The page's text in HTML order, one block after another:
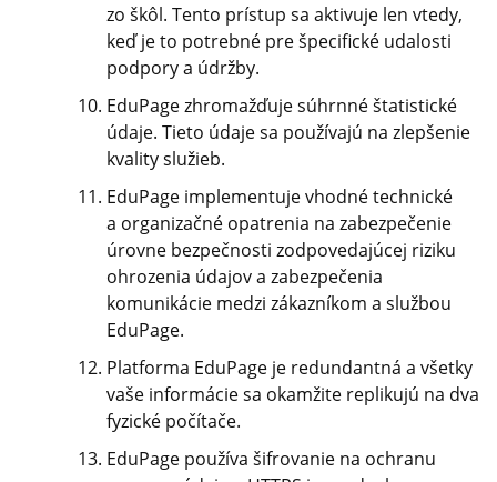
zo škôl. Tento prístup sa aktivuje len vtedy,
keď je to potrebné pre špecifické udalosti
podpory a údržby.
EduPage zhromažďuje súhrnné štatistické
údaje. Tieto údaje sa používajú na zlepšenie
kvality služieb.
EduPage implementuje vhodné technické
a organizačné opatrenia na zabezpečenie
úrovne bezpečnosti zodpovedajúcej riziku
ohrozenia údajov a zabezpečenia
komunikácie medzi zákazníkom a službou
EduPage.
Platforma EduPage je redundantná a všetky
vaše informácie sa okamžite replikujú na dva
fyzické počítače.
EduPage používa šifrovanie na ochranu